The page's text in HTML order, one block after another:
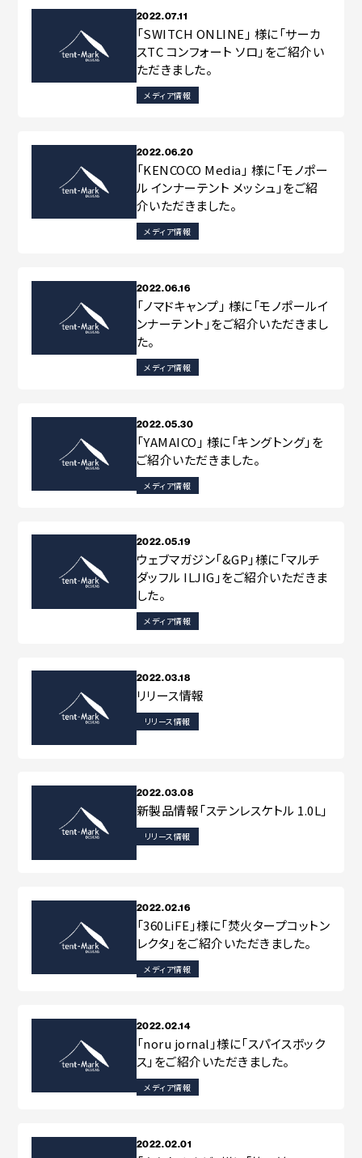
2022.07.11
「SWITCH ONLINE」 様に「サーカ
スTC コンフォート ソロ」をご紹介い
ただきました。
メディア情報
2022.06.20
「KENCOCO Media」 様に「モノポー
ル インナーテント メッシュ」をご紹
介いただきました。
メディア情報
2022.06.16
「ノマドキャンプ」 様に「モノポールイ
ンナーテント」をご紹介いただきまし
た。
メディア情報
2022.05.30
「YAMAICO」 様に「キングトング」を
ご紹介いただきました。
メディア情報
2022.05.19
ウェブマガジン「&GP」様に「マルチ
ダッフル ILJIG」をご紹介いただきま
した。
メディア情報
2022.03.18
リリース情報
リリース情報
2022.03.08
新製品情報「ステンレスケトル 1.0L」
リリース情報
2022.02.16
「360LiFE」様に「焚火タープコットン
レクタ」をご紹介いただきました。
メディア情報
2022.02.14
「noru jornal」様に「スパイスボック
ス」をご紹介いただきました。
メディア情報
2022.02.01